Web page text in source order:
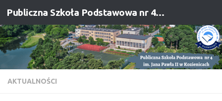
Przejdź do treści Publiczna Szkoła Podstawowa nr 4 im. Jana Pawła II w Kozienicach
AKTUALNOŚCI